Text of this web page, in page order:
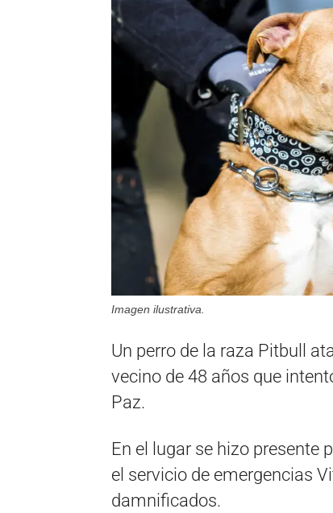
Imagen ilustrativa.
Un perro de la raza Pitbull
vecino de 48 años que
Paz.
En el lugar se hizo presente
el servicio de emergencias
damnificados.